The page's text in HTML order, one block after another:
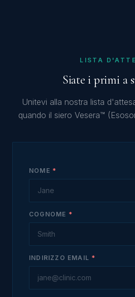
LISTA
Siate i primi a
Unitevi alla nostra lista
quando il siero Vesera™
NOME *
COGNOME *
INDIRIZZO EMAIL *